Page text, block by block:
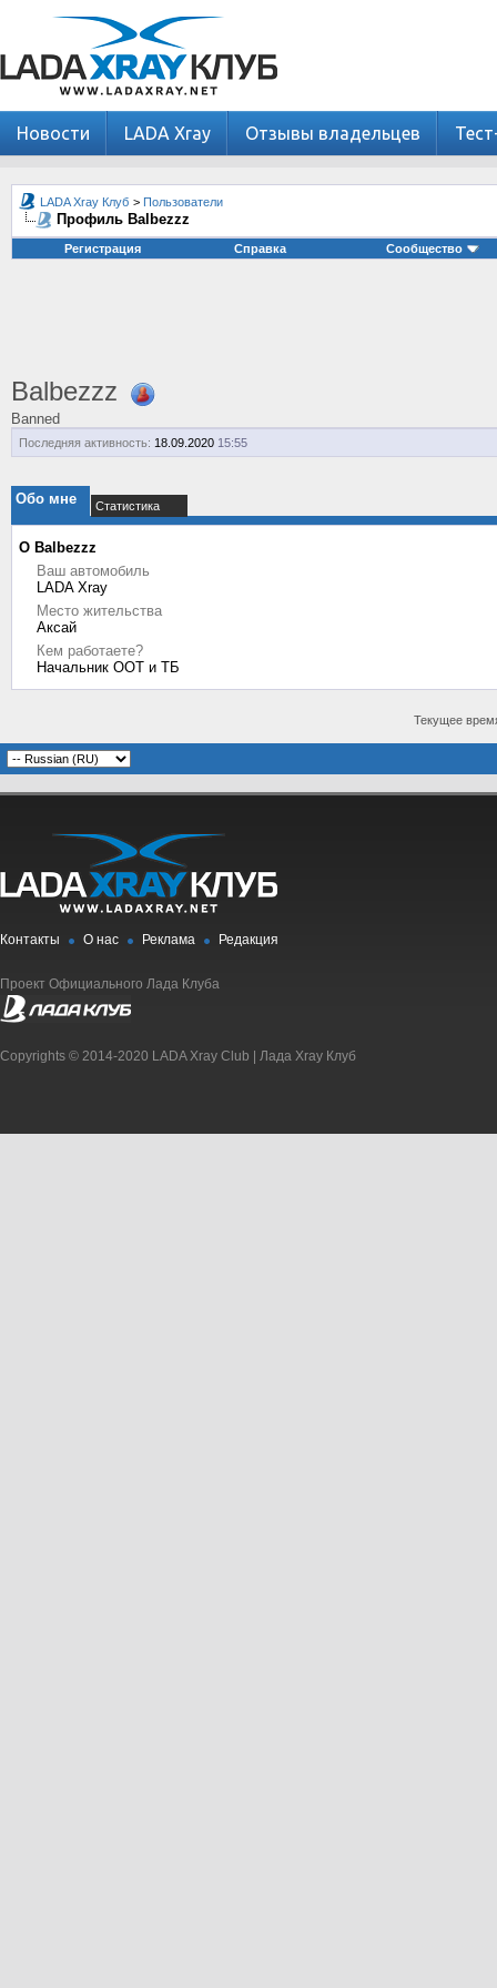
Новости LADA Xray Отзывы владельцев
LADA Xray Клуб > Пользователи
Профиль Balbezzz
Регистрация Справка Сообщество
Balbezzz
Banned
Последняя активность: 18.09.2020 15:55
Обо мне Статистика
О Balbezzz
Ваш автомобиль
LADA Xray
Место жительства
Аксай
Кем работаете?
Начальник ООТ и ТБ
Текущее
Контакты О нас Реклама Редакция
Проект Официального Лада Клуба
Copyrights © 2014-2020 LADA Xray Club | Лада Xray Клуб